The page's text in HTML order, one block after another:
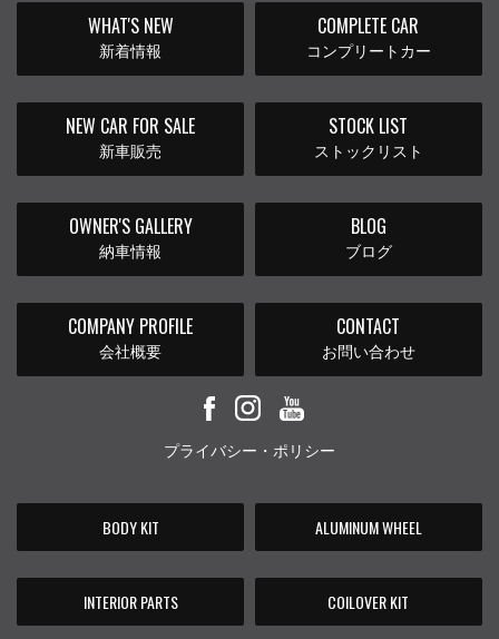
WHAT'S NEW
新着情報
COMPLETE CAR
コンプリートカー
NEW CAR FOR SALE
新車販売
STOCK LIST
ストックリスト
OWNER'S GALLERY
納車情報
BLOG
ブログ
COMPANY PROFILE
会社概要
CONTACT
お問い合わせ
プライバシー・ポリシー
BODY KIT ALUMINUM WHEEL
INTERIOR PARTS COILOVER KIT